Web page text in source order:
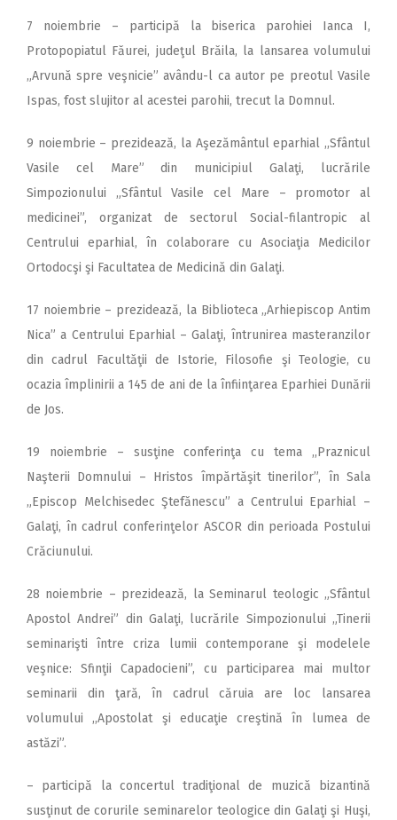
7 noiembrie – participă la biserica parohiei Ianca I,
Protopopiatul Făurei, judeţul Brăila, la lansarea volumului
„Arvună spre veşnicie” avându-l ca autor pe preotul Vasile
Ispas, fost slujitor al acestei parohii, trecut la Domnul.
9 noiembrie – prezidează, la Aşezământul eparhial ,,Sfântul
Vasile cel Mare” din municipiul Galaţi, lucrările
Simpozionului „Sfântul Vasile cel Mare – promotor al
medicinei”, organizat de sectorul Social-filantropic al
Centrului eparhial, în colaborare cu Asociaţia Medicilor
Ortodocşi şi Facultatea de Medicină din Galaţi.
17 noiembrie – prezidează, la Biblioteca „Arhiepiscop Antim
Nica” a Centrului Eparhial – Galaţi, întrunirea masteranzilor
din cadrul Facultăţii de Istorie, Filosofie şi Teologie, cu
ocazia împlinirii a 145 de ani de la înfiinţarea Eparhiei Dunării
de Jos.
19 noiembrie – susţine conferinţa cu tema ,,Praznicul
Naşterii Domnului – Hristos împărtăşit tinerilor”, în Sala
„Episcop Melchisedec Ştefănescu” a Centrului Eparhial –
Galaţi, în cadrul conferinţelor ASCOR din perioada Postului
Crăciunului.
28 noiembrie – prezidează, la Seminarul teologic „Sfântul
Apostol Andrei” din Galaţi, lucrările Simpozionului „Tinerii
seminarişti între criza lumii contemporane şi modelele
veşnice: Sfinţii Capadocieni”, cu participarea mai multor
seminarii din ţară, în cadrul căruia are loc lansarea
volumului ,,Apostolat şi educaţie creştină în lumea de
astăzi”.
– participă la concertul tradiţional de muzică bizantină
susţinut de corurile seminarelor teologice din Galaţi şi Huşi,